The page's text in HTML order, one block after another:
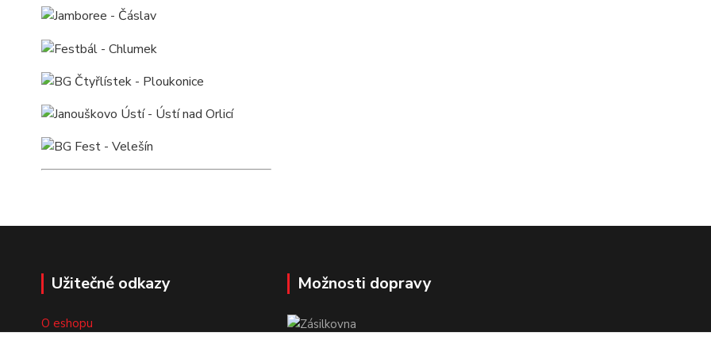
Užitečné odkazy
O eshopu
Možnosti dopravy